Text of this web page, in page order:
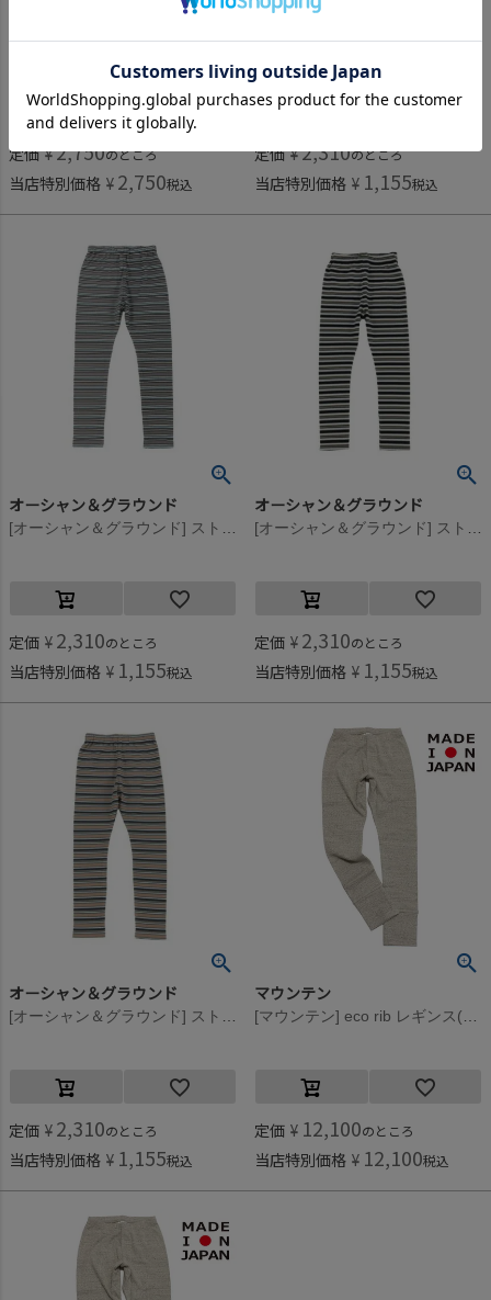
[オーシャン＆グラウンド] ジャガードフレアパンツ ブラック(BK)
定価 ¥2,750のところ
当店特別価格 ¥ 2,750税込
オーシャン＆グラウンド
[オーシャン＆グラウンド] ストレッチワッフルボーダーレギンス オリーブ(OL)
定価 ¥2,310のところ
当店特別価格 ¥ 1,155税込
オーシャン＆グラウンド
[オーシャン＆グラウンド] ストレッチワッフルボーダーレギンス グレー(GY)
定価 ¥ 2,310のところ
当店特別価格 ¥ 1,155税込
オーシャン＆グラウンド
[オーシャン＆グラウンド] ストレッチワッフルボーダーレギンス ブラック(BK)
定価 ¥ 2,310のところ
当店特別価格 ¥ 1,155税込
オーシャン＆グラウンド
[オーシャン＆グラウンド] ストレッチワッフルボーダーレギンス ベージュ(BE)
定価 ¥ 2,310のところ
当店特別価格 ¥ 1,155税込
マウンテン
[マウンテン] eco rib レギンス(re-cotton) ヘザーグレー
定価 ¥ 12,100のところ
当店特別価格 ¥ 12,100税込